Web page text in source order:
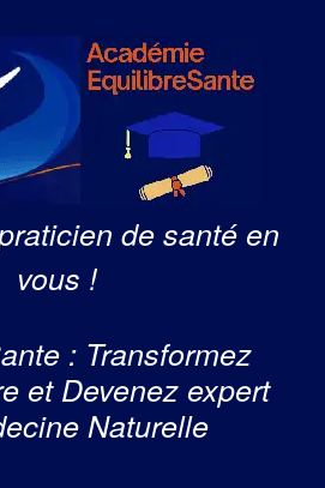
de santé en
vous !
: Transformez
et Devenez expert
Naturelle